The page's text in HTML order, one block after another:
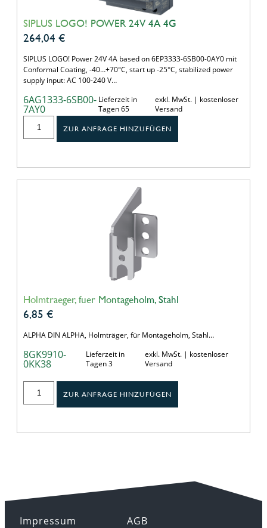
SIPLUS LOGO! POWER 24V 4A 4G
264,04 €
SIPLUS LOGO! Power 24V 4A based on 6EP3333-6SB00-0AY0 mit
Conformal Coating, -40…+70°C, start up -25°C, stabilized power
supply input: AC 100-240 V…
6AG1333-6SB00-
7AY0
Lieferzeit in
Tagen 65
exkl. MwSt. | kostenloser
Versand
ZUR ANFRAGE HINZUFÜGEN
Holmtraeger, fuer Montageholm, Stahl
6,85 €
ALPHA DIN ALPHA, Holmträger, für Montageholm, Stahl…
8GK9910-
0KK38
Lieferzeit in
Tagen 3
exkl. MwSt. | kostenloser
Versand
ZUR ANFRAGE HINZUFÜGEN
Impressum
AGB